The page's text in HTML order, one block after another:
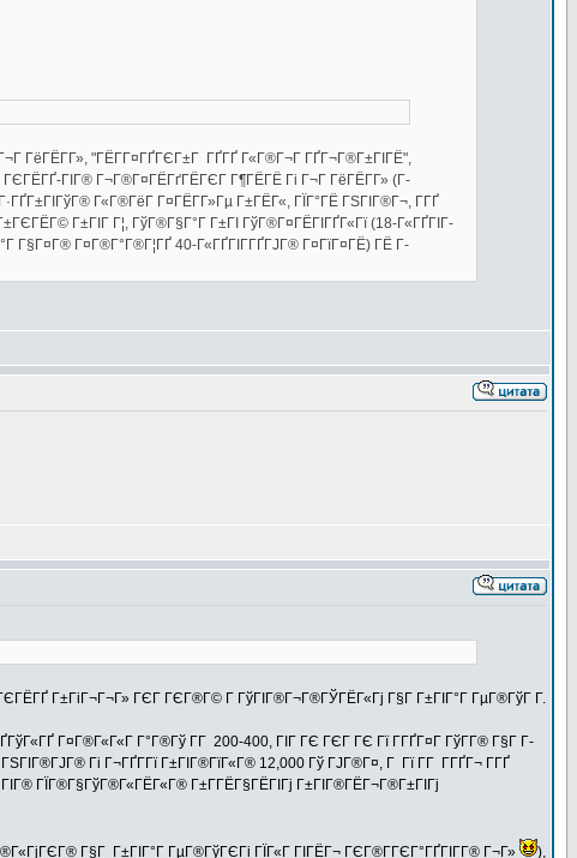
Г¬Г ГёГЁГ­Г», "ГЁГ­Г¤ГҐГЄГ±Г ГҐГҐ Г«Г®Г¬Г ГҐГ¬Г®Г±ГІГЁ",
ГЄГЁГҐ-ГІГ® Г¬Г®Г¤ГЁГґГЁГЄГ Г¶ГЁГЁ Гі Г¬Г ГёГЁГ­Г» (Г­
Г«Г®ГёГ Г¤ГЁГ­Г»Гµ Г±ГЁГ«, ГЇГ°ГЁ ГЅГІГ®Г¬, Г­ГҐ
Г±ГІГ Г¦, ГўГ®Г§Г°Г Г±ГІ ГўГ®Г¤ГЁГІГҐГ«Гї (18-Г«ГҐГІГ­
Г§Г¤Г® Г¤Г®Г°Г®Г¦ГҐ 40-Г«ГҐГІГ­ГҐГЈГ® Г¤ГїГ¤ГЁ) ГЁ Г­
Г±ГіГ¬Г¬Г» ГЄГ ГЄГ®Г© Г ГўГІГ®Г¬Г®ГЎГЁГ«Гј Г§Г Г±ГІГ°Г ГµГ®ГўГ Г­.
Г¤Г®Г«Г«Г Г°Г®Гў Г­Г 200-400, ГІГ ГЄ ГЄГ ГЄ Гї Г­ГҐГ¤Г ГўГ­Г® Г§Г Г­
Гі Г¬ГҐГ­Гї Г±ГІГ®ГїГ«Г® 12,000 Гў ГЈГ®Г¤, Г Гї Г­Г Г­ГҐГ¬ Г­ГҐ
ГЇГ®Г§ГўГ®Г«ГЁГ«Г® Г±Г­ГЁГ§ГЁГІГј Г±ГІГ®ГЁГ¬Г®Г±ГІГј
Г§Г Г±ГІГ°Г ГµГ®ГўГЄГі ГЇГ«Г ГІГЁГ¬ ГЄГ®Г­ГЄГ°ГҐГІГ­Г® Г¬Г»
),